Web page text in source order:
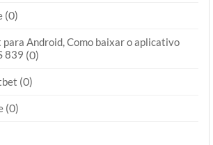
(0)
Android, Como baixar o aplicativo
839 (0)
(0)
(0)